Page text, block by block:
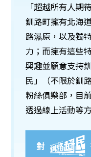
「超越所有人期
釧路町擁有北海
路濕原，以及獨
力；而擁有這些
興趣並願意支持
民」（不限於釧
粉絲俱樂部，目
透過線上活動等